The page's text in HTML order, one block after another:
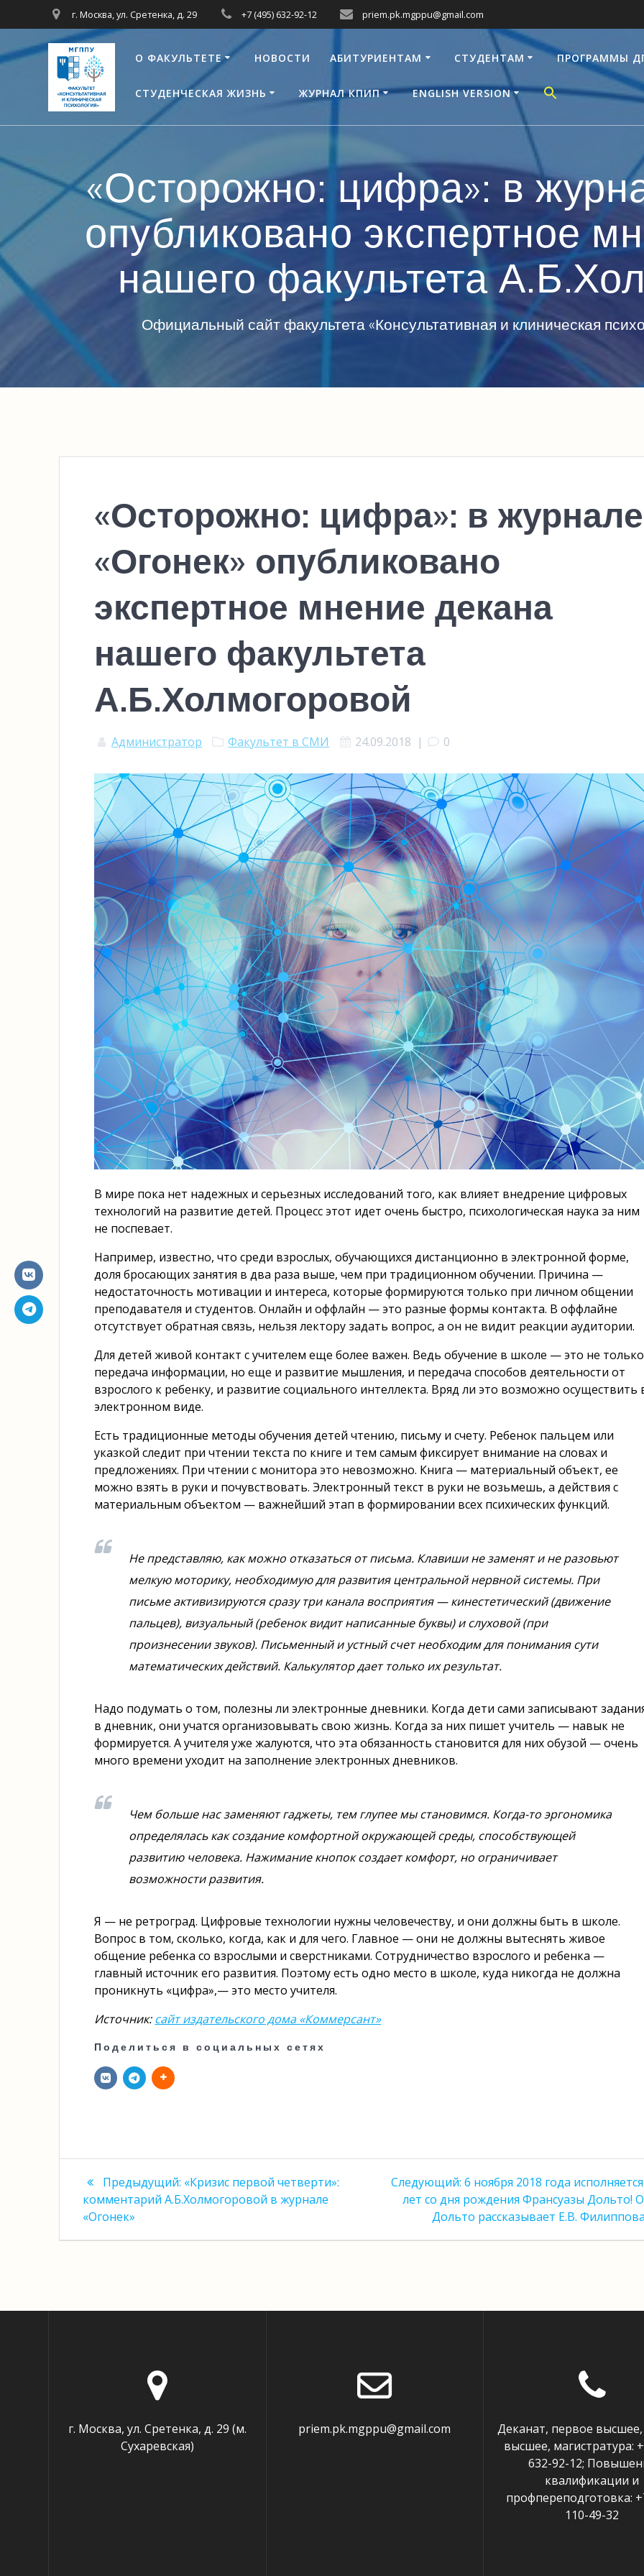
к
контенту
г. Москва, ул. Сретенка, д. 29 +7 (495) 632-92-12 priem.pk.mgppu@gmail.com
О ФАКУЛЬТЕТЕ НОВОСТИ АБИТУРИЕНТАМ СТУДЕНТАМ ПРОГРАММЫ
СТУДЕНЧЕСКАЯ ЖИЗНЬ ЖУРНАЛ КПИП ENGLISH VERSION
«Осторожно: цифра»: в
опубликовано экспертное
нашего факультета
Официальный сайт факультета «Консультативная и клиническая
«Осторожно: цифра»: в журнале
«Огонек» опубликовано
экспертное мнение декана
нашего факультета
А.Б.Холмогоровой
Администратор Факультет в СМИ 24.09.2018 | 0
В мире пока нет надежных и серьезных исследований того, как влияет внедрение цифровых
технологий на развитие детей. Процесс этот идет очень быстро, психологическая наука за ним
не поспевает.
Например, известно, что среди взрослых, обучающихся дистанционно в электронной форме,
доля бросающих занятия в два раза выше, чем при традиционном обучении. Причина —
недостаточность мотивации и интереса, которые формируются только при личном общении
преподавателя и студентов. Онлайн и оффлайн — это разные формы контакта. В оффлайне
отсутствует обратная связь, нельзя лектору задать вопрос, а он не видит реакции аудитории.
Для детей живой контакт с учителем еще более важен. Ведь обучение в школе — это не только
передача информации, но еще и развитие мышления, и передача способов деятельности от
взрослого к ребенку, и развитие социального интеллекта. Вряд ли это возможно осуществить
электронном виде.
Есть традиционные методы обучения детей чтению, письму и счету. Ребенок пальцем или
указкой следит при чтении текста по книге и тем самым фиксирует внимание на словах и
предложениях. При чтении с монитора это невозможно. Книга — материальный объект, ее
можно взять в руки и почувствовать. Электронный текст в руки не возьмешь, а действия с
материальным объектом — важнейший этап в формировании всех психических функций.
Не представляю, как можно отказаться от письма. Клавиши не заменят и не разовьют
мелкую моторику, необходимую для развития центральной нервной системы. При
письме активизируются сразу три канала восприятия — кинестетический (движение
пальцев), визуальный (ребенок видит написанные буквы) и слуховой (при
произнесении звуков). Письменный и устный счет необходим для понимания сути
математических действий. Калькулятор дает только их результат.
Надо подумать о том, полезны ли электронные дневники. Когда дети сами записывают
в дневник, они учатся организовывать свою жизнь. Когда за них пишет учитель — навык не
формируется. А учителя уже жалуются, что эта обязанность становится для них обузой — очень
много времени уходит на заполнение электронных дневников.
Чем больше нас заменяют гаджеты, тем глупее мы становимся. Когда-то эргономика
определялась как создание комфортной окружающей среды, способствующей
развитию человека. Нажимание кнопок создает комфорт, но ограничивает
возможности развития.
Я — не ретроград. Цифровые технологии нужны человечеству, и они должны быть в школе.
Вопрос в том, сколько, когда, как и для чего. Главное — они не должны вытеснять живое
общение ребенка со взрослыми и сверстниками. Сотрудничество взрослого и ребенка —
главный источник его развития. Поэтому есть одно место в школе, куда никогда не должна
проникнуть «цифра»,— это место учителя.
Источник: сайт издательского дома «Коммерсант»
Поделиться в социальных сетях
Навигация
по
записям
Предыдущий: Предыдущая
запись:
«Кризис первой четверти»:
комментарий А.Б.Холмогоровой в журнале
«Огонек»
Следующий: Следующая
запись:
6 ноября 2018 года
лет со дня рождения Франсуазы Дольто!
Дольто рассказывает Е.В.
г. Москва, ул. Сретенка, д. 29 (м.
Сухаревская)
priem.pk.mgppu@gmail.com
Деканат, первое
высшее, магистратура:
632-92-12;
квалификации и
профпереподготовка:
110-49-32